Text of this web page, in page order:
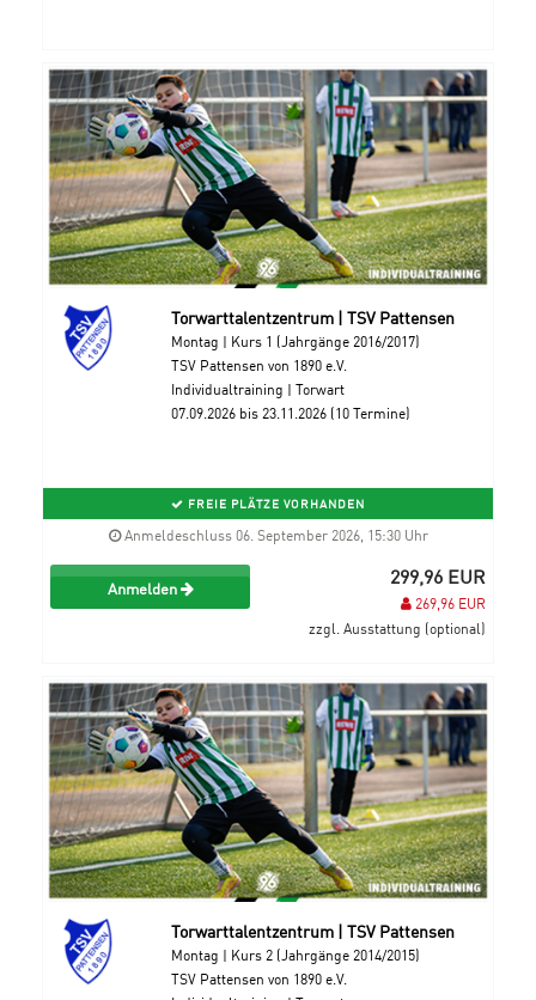
Torwarttalentzentrum | TSV Pattensen
Montag | Kurs 1 (Jahrgänge 2016/2017)
TSV Pattensen von 1890 e.V.
Individualtraining | Torwart
07.09.2026 bis 23.11.2026 (10 Termine)
FREIE PLÄTZE VORHANDEN
Anmeldeschluss 06. September 2026, 15:30 Uhr
Anmelden 299,96 EUR
269,96 EUR
zzgl. Ausstattung (optional)
Torwarttalentzentrum | TSV Pattensen
Montag | Kurs 2 (Jahrgänge 2014/2015)
TSV Pattensen von 1890 e.V.